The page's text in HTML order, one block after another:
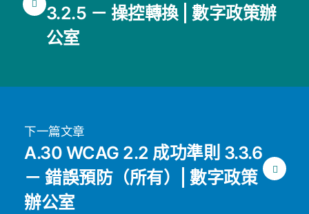
3.2.5 － 操控轉換 | 數字政策辦
公室
下一篇文章
A.30 WCAG 2.2 成功準則 3.3.6
－ 錯誤預防（所有）| 數字政策
辦公室